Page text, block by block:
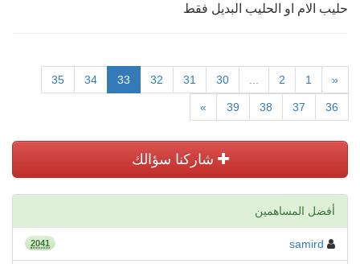
حليب الام او الحليب البديل فقط
«
1
2
30
31
32
33
34
35
36
37
38
39
»
شاركنا سؤالك
أفضل المساهمين
samird
2041